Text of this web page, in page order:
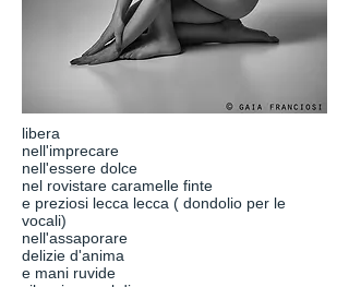
libera
nell'imprecare
nell'essere dolce
nel rovistare caramelle finte
e preziosi lecca lecca ( dondolio per le
vocali)
nell'assaporare
delizie d'anima
e mani ruvide